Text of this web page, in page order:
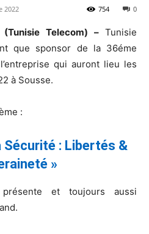
2022 0
754
Telecom) – Tunisie
que sponsor de la 36éme
qui auront lieu les
à Sousse.
:
Sécurité : Libertés &
»
et toujours aussi